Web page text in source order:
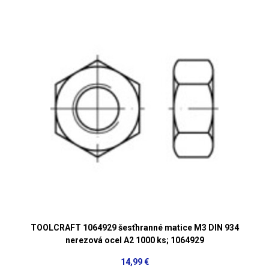
TOOLCRAFT 1064929 šesťhranné matice M3 DIN 934
nerezová ocel A2 1000 ks; 1064929
14,99 €